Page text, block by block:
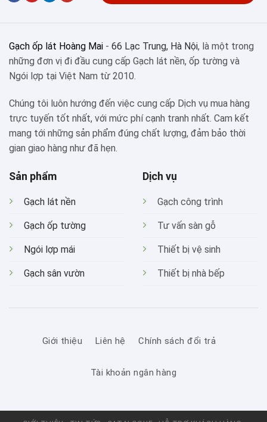
Gạch ốp lát Hoàng Mai - 66 Lạc Trung, Hà Nội, là một trong
những đơn vị đi đầu cung cấp Gạch lát nền, ốp tường và
Ngói lợp tại Việt Nam từ 2010.
Chúng tôi luôn hướng đến việc cung cấp Dịch vụ mua hàng
trực tuyến tốt nhất, với mức phí cạnh tranh nhất. Cam kết
mang tới những sản phẩm đúng chất lượng, đảm bảo thời
gian giao hàng như đã hẹn.
Sản phẩm
Gạch lát nền
Gạch ốp tường
Ngói lợp mái
Gạch sân vườn
Dịch vụ
Gạch công trình
Tư vấn sàn gỗ
Thiết bị vệ sinh
Thiết bị nhà bếp
Giới thiệu Liên hệ Chính sách đổi trả
Tài khoản ngân hàng